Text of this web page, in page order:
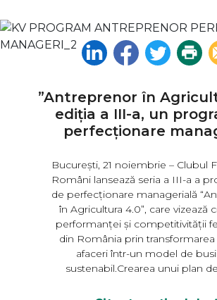
”Antreprenor în
ediția a III-a, un
perfecționare
București, 21 noiembrie – Clubul
Români lansează seria a III-a a
de perfecționare managerială
în Agricultura 4.0”, care vizează
performanței și competitivității
din România prin
afaceri într-un model de
sustenabil.Crearea unui plan
LinkedinFacebook
TwitterPrint